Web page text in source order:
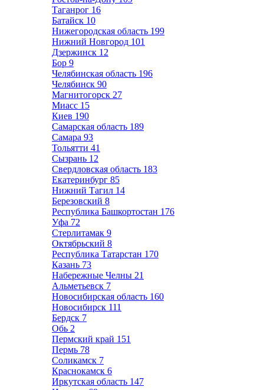
Таганрог 16
Батайск 10
Нижегородская область 199
Нижний Новгород 101
Дзержинск 12
Бор 9
Челябинская область 196
Челябинск 90
Магнитогорск 27
Миасс 15
Киев 190
Самарская область 189
Самара 93
Тольятти 41
Сызрань 12
Свердловская область 183
Екатеринбург 85
Нижний Тагил 14
Березовский 8
Республика Башкортостан 176
Уфа 72
Стерлитамак 9
Октябрьский 8
Республика Татарстан 170
Казань 73
Набережные Челны 21
Альметьевск 7
Новосибирская область 160
Новосибирск 111
Бердск 7
Обь 2
Пермский край 151
Пермь 78
Соликамск 7
Краснокамск 6
Иркутская область 147